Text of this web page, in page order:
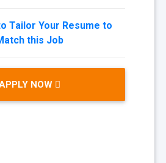
Tailor Your Resume to
this Job
NOW